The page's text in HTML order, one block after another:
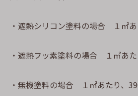
・遮熱シリコン塗料の場合 １㎡
・遮熱フッ素塗料の場合 １㎡あ
・無機塗料の場合 １㎡あたり、